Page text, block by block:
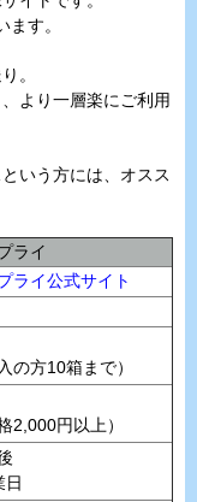
す。
。
より一層楽にご利用
いう方には、オスス
ライ
ライ公式サイト
の方10箱まで）
2,000円以上）
日